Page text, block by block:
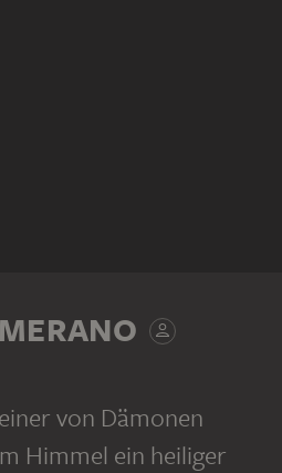
von Dämonen
Himmel ein heiliger